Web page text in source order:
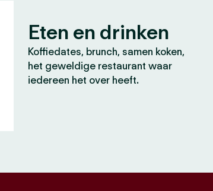
Eten en drinken
Koffiedates, brunch, samen koken,
het geweldige restaurant waar
iedereen het over heeft.